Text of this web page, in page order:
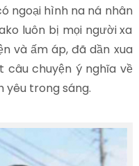
ngoại hình na ná nhân
luôn bị mọi người xa
và ấm áp, đã dần xua
câu chuyện ý nghĩa về
yêu trong sáng.